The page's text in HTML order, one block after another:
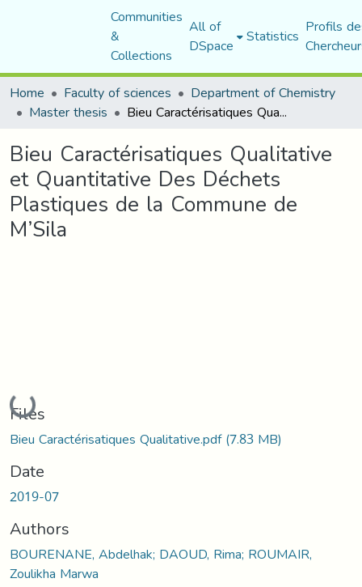
Communities
&
Collections
All of
DSpace Statistics Profils
Home
Faculty of sciences Department of Chemistry
Master thesis Bieu Caractérisatiques Qualitative et Quantitative Des Déchets Plastiques de la Commune de M’Sila
Bieu Caractérisatiques Qualitative
et Quantitative Des Déchets
Plastiques de la Commune de
M’Sila
Loading...
Files
Bieu Caractérisatiques Qualitative.pdf(7.83 MB)
Date
2019-07
Authors
BOURENANE, Abdelhak; DAOUD, Rima; ROUMAIR,
Zoulikha Marwa